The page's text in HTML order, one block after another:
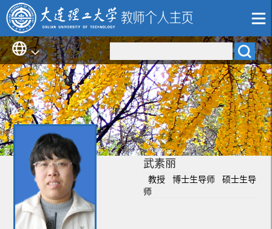
武素丽
教授 博士生导师 硕士生导
师